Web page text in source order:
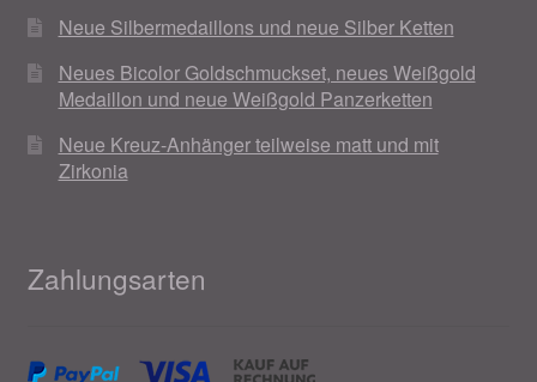
Neue Silbermedaillons und neue Silber Ketten
Neues Bicolor Goldschmuckset, neues Weißgold
Medaillon und neue Weißgold Panzerketten
Neue Kreuz-Anhänger teilweise matt und mit
Zirkonia
Zahlungsarten